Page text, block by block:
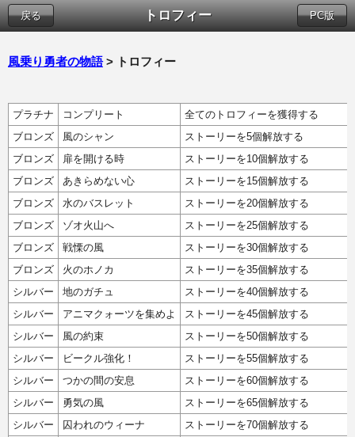
トロフィー
戻る PC版
風乗り勇者の物語> トロフィー
プラチナ コンプリート
全てのトロフィーを獲得する
ブロンズ
風のシャン
ストーリーを5個解放する
ブロンズ
扉を開ける時
ストーリーを10個解放する
ブロンズ
あきらめない心
ストーリーを15個解放する
ブロンズ
水のバスレット
ストーリーを20個解放する
ブロンズ
ゾオ火山へ
ストーリーを25個解放する
ブロンズ
戦慄の風
ストーリーを30個解放する
ブロンズ
火のホノカ
ストーリーを35個解放する
シルバー
地のガチュ
ストーリーを40個解放する
シルバー
アニマクォーツを集めよ
ストーリーを45個解放する
シルバー
風の約束
ストーリーを50個解放する
シルバー
ビークル強化！
ストーリーを55個解放する
シルバー
つかの間の安息
ストーリーを60個解放する
シルバー
勇気の風
ストーリーを65個解放する
シルバー
囚われのウィーナ
ストーリーを70個解放する